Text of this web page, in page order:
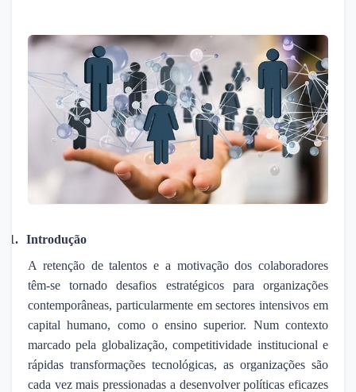
1. Introdução
A retenção de talentos e a motivação dos colaboradores
têm-se tornado desafios estratégicos para organizações
contemporâneas, particularmente em sectores intensivos em
capital humano, como o ensino superior. Num contexto
marcado pela globalização, competitividade institucional e
rápidas transformações tecnológicas, as organizações são
cada vez mais pressionadas a desenvolver políticas eficazes